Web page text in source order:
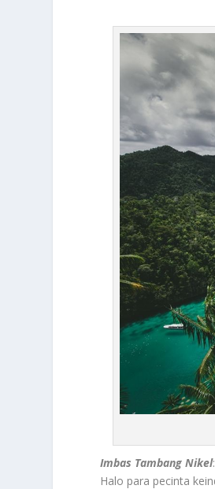
Imbas Tambang Nikel
Halo para pecinta